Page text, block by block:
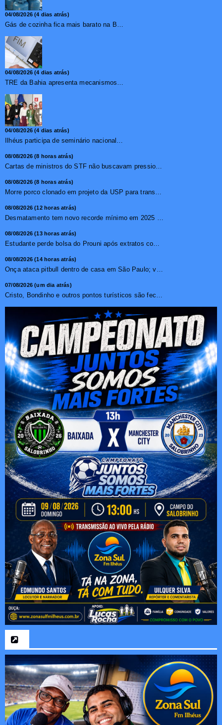
04/08/2026 (4 dias atrás)
Gás de cozinha fica mais barato na Bahia após redução de 7,1%
04/08/2026 (4 dias atrás)
TRE da Bahia apresenta mecanismos de segurança das urnas e nova ordem de votação para eleições
04/08/2026 (4 dias atrás)
Ilhéus participa de seminário nacional sobre turismo sustentável e captação de investimentos
08/08/2026 (8 horas atrás)
Cartas de ministros do STF não buscavam pressionar, diz pr...
08/08/2026 (8 horas atrás)
Morre porco clonado em projeto da USP para transplante de �...
08/08/2026 (12 horas atrás)
Desmatamento tem novo recorde mínimo em 2025 na mata atlâ...
08/08/2026 (13 horas atrás)
Estudante perde bolsa do Prouni após extratos com apostas ...
08/08/2026 (14 horas atrás)
Onça ataca pitbull dentro de casa em São Paulo; vídeo ...
07/08/2026 (um dia atrás)
Cristo, Bondinho e outros pontos turísticos são fechados ...